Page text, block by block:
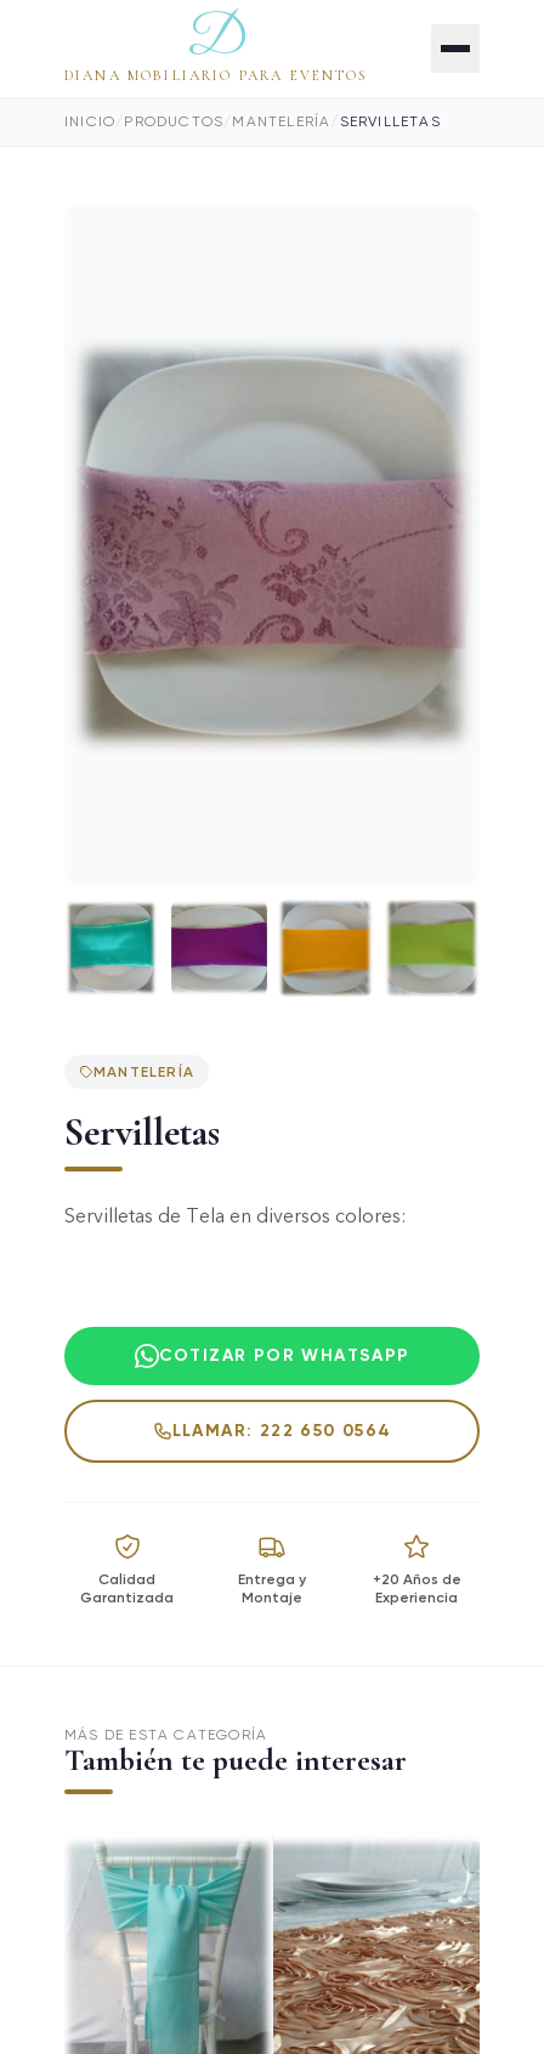
D
DIANA MOBILIARIO PARA EVENTOS
INICIO PRODUCTOS MANTELERÍA SERVILLETAS
MANTELERÍA
Servilletas
Servilletas de Tela en diversos colores:
COTIZAR POR WHATSAPP
LLAMAR: 222 650 0564
Calidad
Garantizada
Entrega y
Montaje
+20 Años de
Experiencia
MÁS DE ESTA CATEGORÍA
También te puede interesar